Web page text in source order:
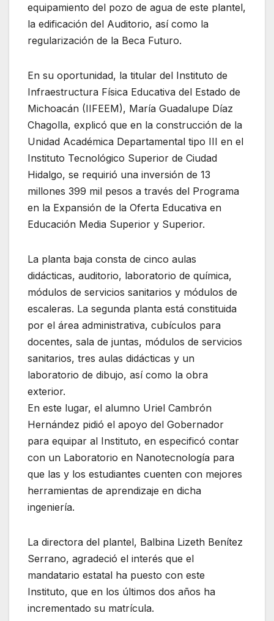
equipamiento del pozo de agua de este plantel,
la edificación del Auditorio, así como la
regularización de la Beca Futuro.
En su oportunidad, la titular del Instituto de
Infraestructura Física Educativa del Estado de
Michoacán (IIFEEM), María Guadalupe Díaz
Chagolla, explicó que en la construcción de la
Unidad Académica Departamental tipo III en el
Instituto Tecnológico Superior de Ciudad
Hidalgo, se requirió una inversión de 13
millones 399 mil pesos a través del Programa
en la Expansión de la Oferta Educativa en
Educación Media Superior y Superior.
La planta baja consta de cinco aulas
didácticas, auditorio, laboratorio de química,
módulos de servicios sanitarios y módulos de
escaleras. La segunda planta está constituida
por el área administrativa, cubículos para
docentes, sala de juntas, módulos de servicios
sanitarios, tres aulas didácticas y un
laboratorio de dibujo, así como la obra
exterior.
En este lugar, el alumno Uriel Cambrón
Hernández pidió el apoyo del Gobernador
para equipar al Instituto, en especificó contar
con un Laboratorio en Nanotecnología para
que las y los estudiantes cuenten con mejores
herramientas de aprendizaje en dicha
ingeniería.
La directora del plantel, Balbina Lizeth Benítez
Serrano, agradeció el interés que el
mandatario estatal ha puesto con este
Instituto, que en los últimos dos años ha
incrementado su matrícula.